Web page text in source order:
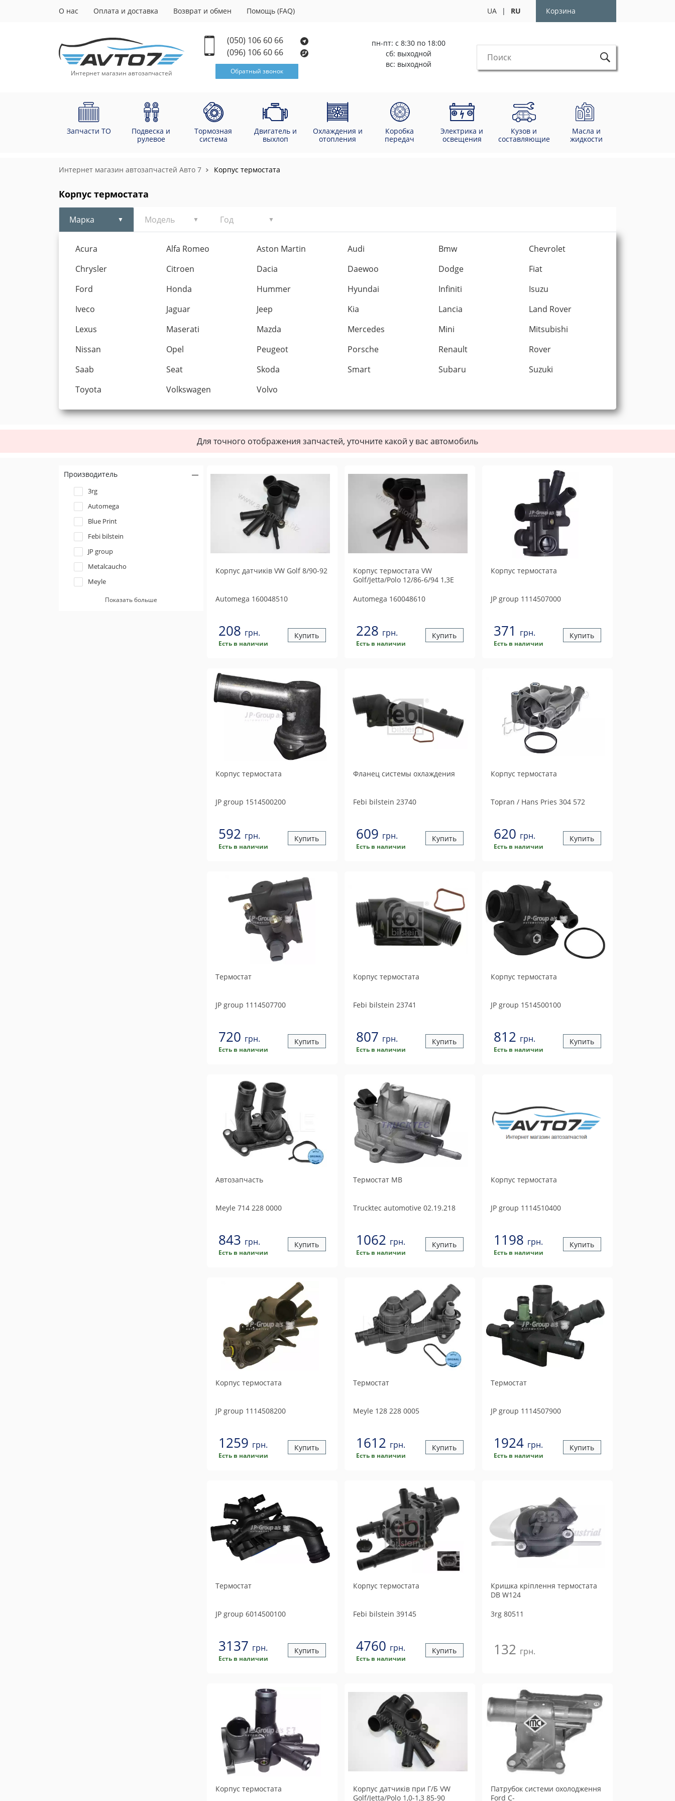
О нас Оплата и доставка Возврат и обмен Помощь (FAQ) UA | RU Корзина
Интернет магазин автозапчастей
(050) 106 60 66
(096) 106 60 66
Обратный звонок
пн-пт: с 8:30 по 18:00
сб: выходной
вс: выходной
Запчасти ТО
Подвеска и
рулевое
Тормозная
система
Двигатель и
выхлоп
Охлаждения и
отопления
Коробка
передач
Электрика и
освещения
Кузов и
составляющие
Масла и
жидкости
Интернет магазин автозапчастей Авто 7 Корпус термостата
Корпус термостата
Марка Модель Год
Acura Alfa Romeo Aston Martin Audi Bmw
Chevrolet
Chrysler
Citroen Dacia Daewoo Dodge
Fiat
Ford
Honda Hummer Hyundai Infiniti
Isuzu
Iveco
Jaguar Jeep Kia Lancia
Land Rover
Lexus
Maserati Mazda Mercedes Mini
Mitsubishi
Nissan
Opel Peugeot Porsche Renault
Rover
Saab
Seat Skoda Smart Subaru
Suzuki
Toyota
Volkswagen Volvo
Для точного отображения запчастей, уточните какой у вас автомобиль
Производитель
3rg
Automega
Blue Print
Febi bilstein
JP group
Metalcaucho
Meyle
Показать больше
Корпус датчиків VW Golf 8/90-92
Automega 160048510
208 грн.
Есть в наличии
Купить
Корпус термостата VW
Golf/Jetta/Polo 12/86-6/94 1,3E
Automega 160048610
228 грн.
Есть в наличии
Купить
Корпус термостата
JP group 1114507000
371 грн.
Есть в наличии
Купить
Корпус термостата
JP group 1514500200
592 грн.
Есть в наличии
Купить
Фланец системы охлаждения
Febi bilstein 23740
609 грн.
Есть в наличии
Купить
Корпус термостата
Topran / Hans Pries 304 572
620 грн.
Есть в наличии
Купить
Термостат
JP group 1114507700
720 грн.
Есть в наличии
Купить
Корпус термостата
Febi bilstein 23741
807 грн.
Есть в наличии
Купить
Корпус термостата
JP group 1514500100
812 грн.
Есть в наличии
Купить
Автозапчасть
Meyle 714 228 0000
843 грн.
Есть в наличии
Купить
Термостат MB
Trucktec automotive 02.19.218
1062 грн.
Есть в наличии
Купить
Корпус термостата
JP group 1114510400
1198 грн.
Есть в наличии
Купить
Корпус термостата
JP group 1114508200
1259 грн.
Есть в наличии
Купить
Термостат
Meyle 128 228 0005
1612 грн.
Есть в наличии
Купить
Термостат
JP group 1114507900
1924 грн.
Есть в наличии
Купить
Термостат
JP group 6014500100
3137 грн.
Есть в наличии
Купить
Корпус термостата
Febi bilstein 39145
4760 грн.
Есть в наличии
Купить
Кришка крiплення термостата
DB W124
3rg80511
132 грн.
Корпус термостата
Корпус датчиків при Г/Б VW
Golf/Jetta/Polo 1,0-1,3 85-90
Патрубок системи охолодження
Ford C-